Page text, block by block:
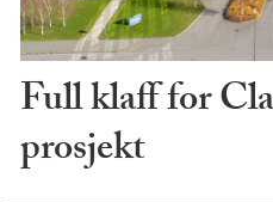
Full klaff for
prosjekt